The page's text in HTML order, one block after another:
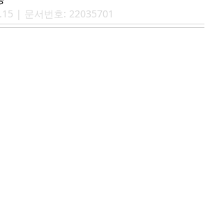
| 문서번호: 22035701